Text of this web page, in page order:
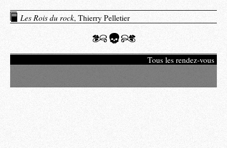
Les Rois du rock, Thierry Pelletier
Tous les rendez-vous